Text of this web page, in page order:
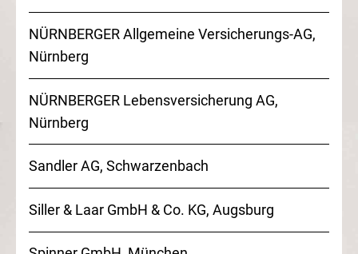
NÜRNBERGER Allgemeine Versicherungs-AG,
Nürnberg
NÜRNBERGER Lebensversicherung AG,
Nürnberg
Sandler AG, Schwarzenbach
Siller & Laar GmbH & Co. KG, Augsburg